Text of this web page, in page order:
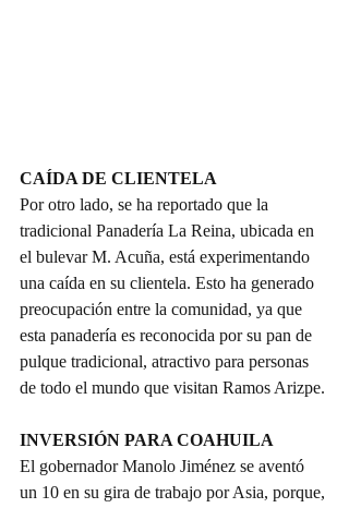
CAÍDA DE CLIENTELA
Por otro lado, se ha reportado que la
tradicional Panadería La Reina, ubicada en
el bulevar M. Acuña, está experimentando
una caída en su clientela. Esto ha generado
preocupación entre la comunidad, ya que
esta panadería es reconocida por su pan de
pulque tradicional, atractivo para personas
de todo el mundo que visitan Ramos Arizpe.
INVERSIÓN PARA COAHUILA
El gobernador Manolo Jiménez se aventó
un 10 en su gira de trabajo por Asia, porque,